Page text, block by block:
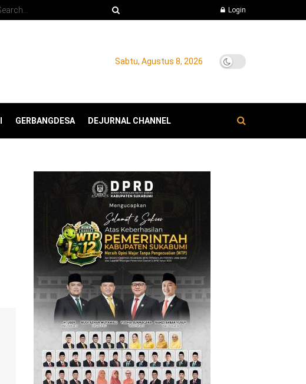
Login
Sabtu, Agustus 8, 2026
GERBANGDESA DEJURNAL CHANNEL